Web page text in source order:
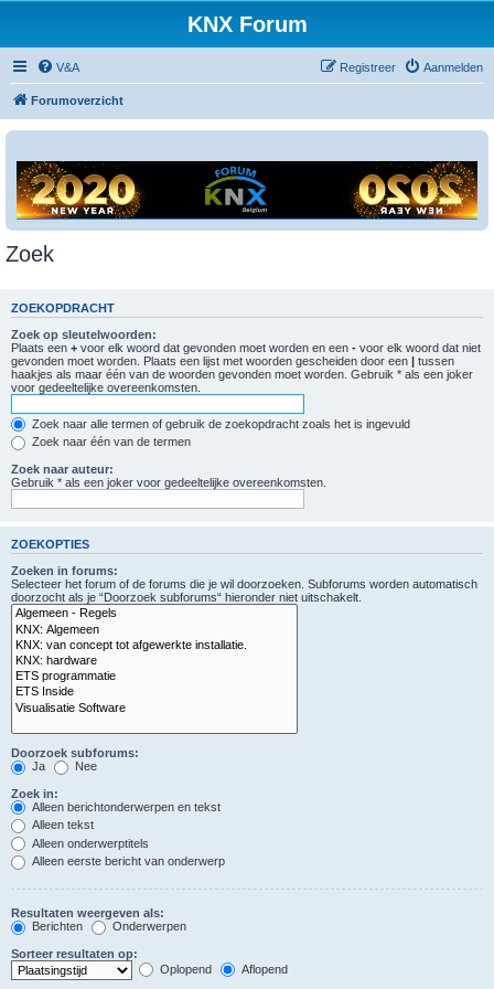
KNX Forum
V&A Aanmelden
Registreer
Forumoverzicht
Zoek
ZOEKOPDRACHT
Zoek op sleutelwoorden:
Plaats een + voor elk woord dat gevonden moet worden en een - voor elk woord dat niet
gevonden moet worden. Plaats een lijst met woorden gescheiden door een | tussen
haakjes als maar één van de woorden gevonden moet worden. Gebruik * als een joker
voor gedeeltelijke overeenkomsten.
Zoek naar alle termen of gebruik de zoekopdracht zoals het is ingevuld
Zoek naar één van de termen
Zoek naar auteur:
Gebruik * als een joker voor gedeeltelijke overeenkomsten.
ZOEKOPTIES
Zoeken in forums:
Selecteer het forum of de forums die je wil doorzoeken. Subforums worden automatisch
doorzocht als je “Doorzoek subforums“ hieronder niet uitschakelt.
Doorzoek subforums:
Ja
Nee
Zoek in:
Alleen berichtonderwerpen en tekst
Alleen tekst
Alleen onderwerptitels
Alleen eerste bericht van onderwerp
Resultaten weergeven als:
Berichten
Onderwerpen
Sorteer resultaten op:
Oplopend
Aflopend